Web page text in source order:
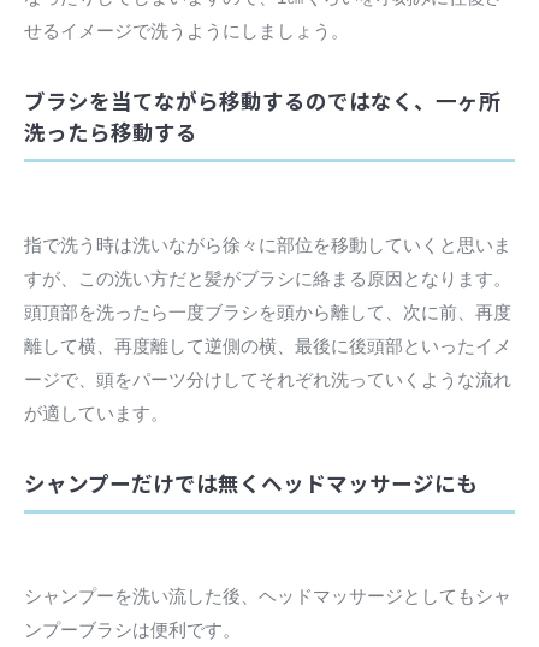
せるイメージで洗うようにしましょう。
ブラシを当てながら移動するのではなく、一ヶ所
洗ったら移動する
指で洗う時は洗いながら徐々に部位を移動していくと思いま
すが、この洗い方だと髪がブラシに絡まる原因となります。
頭頂部を洗ったら一度ブラシを頭から離して、次に前、再度
離して横、再度離して逆側の横、最後に後頭部といったイメ
ージで、頭をパーツ分けしてそれぞれ洗っていくような流れ
が適しています。
シャンプーだけでは無くヘッドマッサージにも
シャンプーを洗い流した後、ヘッドマッサージとしてもシャ
ンプーブラシは便利です。